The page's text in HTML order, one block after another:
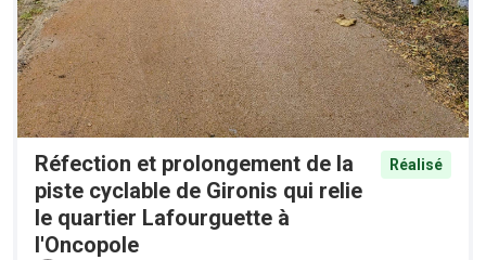
Réfection et prolongement de la
piste cyclable de Gironis qui relie
le quartier Lafourguette à
l'Oncopole
Réalisé